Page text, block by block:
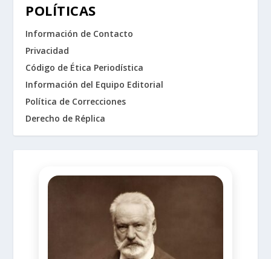
POLÍTICAS
Información de Contacto
Privacidad
Código de Ética Periodística
Información del Equipo Editorial
Política de Correcciones
Derecho de Réplica